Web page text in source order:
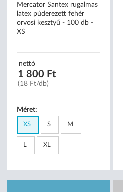
Mercator Santex rugalmas
latex púderezett fehér
orvosi kesztyű - 100 db -
XS
nettó
1 800 Ft
(18 Ft/db)
Méret:
XS S M
L XL